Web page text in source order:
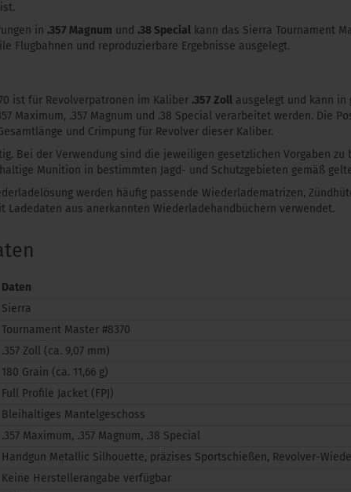
in .357 Magnum und .38 Special kann das Sierra Tournament
Flugbahnen und reproduzierbare Ergebnisse ausgelegt.
ist für Revolverpatronen im Kaliber .357 Zoll ausgelegt und kann in
Maximum, .357 Magnum und .38 Special verarbeitet werden. Die
und Crimpung für Revolver dieser Kaliber.
Bei der Verwendung sind die jeweiligen gesetzlichen Vorgaben
Munition in bestimmten Jagd- und Schutzgebieten gemäß
werden häufig passende Wiederladematrizen,
Ladedaten aus anerkannten Wiederladehandbüchern verwendet.
Daten
Sierra
Tournament Master #8370
.357 Zoll (ca. 9,07 mm)
180 Grain (ca. 11,66 g)
Full Profile Jacket (FPJ)
Bleihaltiges Mantelgeschoss
.357 Maximum, .357 Magnum, .38 Special
Handgun Metallic Silhouette, präzises Sportschießen, Revolver-
Keine Herstellerangabe verfügbar